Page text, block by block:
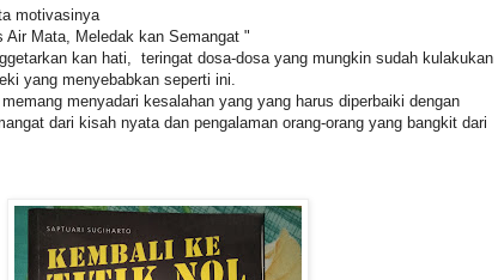
motivasinya
Air Mata, Meledak kan Semangat "
kan hati, teringat dosa-dosa yang mungkin sudah kulakukan
yang menyebabkan seperti ini.
menyadari kesalahan yang yang harus diperbaiki dengan
dari kisah nyata dan pengalaman orang-orang yang bangkit dari